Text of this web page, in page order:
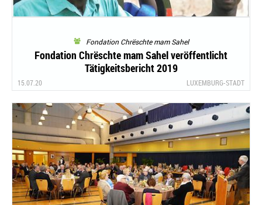
Fondation Chrëschte mam Sahel
Fondation Chrëschte mam Sahel veröffentlicht
Tätigkeitsbericht 2019
15.07.20 LUXEMBURG-STADT